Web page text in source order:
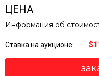
ЦЕНА
Информация об
Ставка на аукционе: